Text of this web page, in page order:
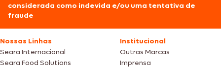
considerada como indevida e/ou uma tentativa de
fraude
Nossas Linhas
Seara Internacional
Seara Food Solutions
Institucional
Outras Marcas
Imprensa